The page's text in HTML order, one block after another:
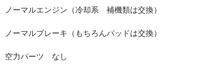
ノーマルエンジン（冷却系 補機類は交換）
ノーマルブレーキ（もちろんパッドは交換）
空力パーツ なし